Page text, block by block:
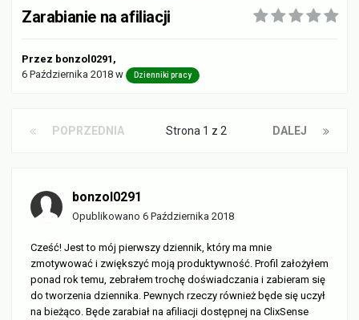
Zarabianie na afiliacji
Przez bonzol0291 ,
6 Października 2018 w Dzienniki pracy
POPRZEDNIA DALEJ
Strona 1 z 2
bonzol0291
Opublikowano 6 Października 2018
Cześć! Jest to mój pierwszy dziennik, który ma mnie
zmotywować i zwiększyć moją produktywność. Profil założyłem
ponad rok temu, zebrałem trochę doświadczania i zabieram się
do tworzenia dziennika. Pewnych rzeczy również będe się uczył
na bieżąco. Będe zarabiał na afiliacji dostępnej na ClixSense